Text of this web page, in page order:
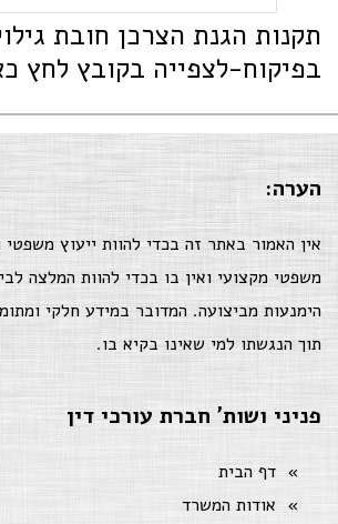
תקנות הגנת הצרכן חובת
בפיקוח-לצפייה בקובץ לחץ
הערה:
אין האמור באתר זה בכדי להוות ייעוץ משפטי
משפטי מקצועי ואין בו בכדי להוות המלצה
הימנעות מביצועה. המדובר במידע חלקי
תוך הנגשתו למי שאינו בקיא בו.
פניני ושות' חברת עורכי דין
דף הבית
אודות המשרד